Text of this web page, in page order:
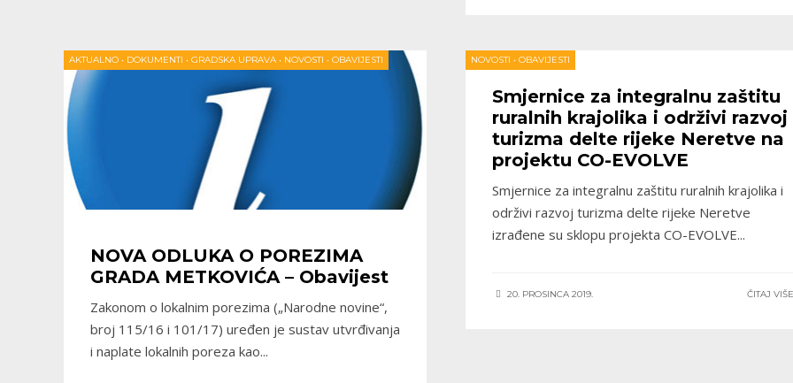
AKTUALNO • DOKUMENTI • GRADSKA UPRAVA • NOVOSTI • OBAVIJESTI
NOVA ODLUKA O POREZIMA
GRADA METKOVIĆA – Obavijest
Zakonom o lokalnim porezima („Narodne novine“,
broj 115/16 i 101/17) uređen je sustav utvrđivanja
i naplate lokalnih poreza kao...
NOVOSTI • OBAVIJESTI
Smjernice za integralnu zaštitu
ruralnih krajolika i održivi razvoj
turizma delte rijeke Neretve na
projektu CO-EVOLVE
Smjernice za integralnu zaštitu ruralnih krajolika i
održivi razvoj turizma delte rijeke Neretve
izrađene su sklopu projekta CO-EVOLVE...
20. PROSINCA 2019. ČITAJ